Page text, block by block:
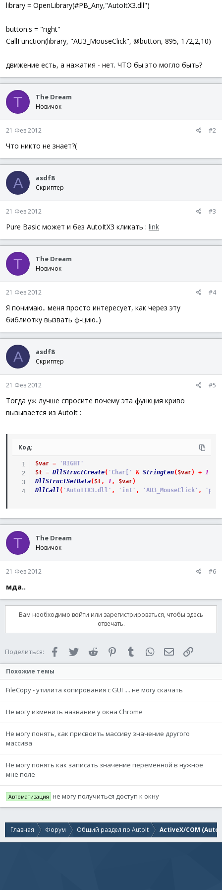
а
library = OpenLibrary(#PB_Any,"AutoItX3.dll")
button.s = "right"
CallFunction(library, "AU3_MouseClick", @button, 895, 172,2,10)
движение есть, а нажатия - нет. ЧТО бы это могло быть?
T The Dream
Новичок
21 Фев 2012 #2
Что никто не знает?(
A asdf8
Скриптер
21 Фев 2012 #3
Pure Basic может и без AutoItX3 кликать : link
T The Dream
Новичок
21 Фев 2012 #4
Я понимаю.. меня просто интересует, как через эту
библиотку вызвать ф-цию..)
A asdf8
Скриптер
21 Фев 2012 #5
Тогда уж лучше спросите почему эта функция криво
вызывается из AutoIt :
Код:
$var =
'RIGHT'
$t = DllStructCreate( 'Char[' & StringLen( $var) + 1
DllStructSetData( $t, 1 , $var)
DllCall ( 'AutoItX3.dll' , 'int' , 'AU3_MouseClick' , 'ptr'
T The Dream
Новичок
21 Фев 2012 #6
мда..
Вам необходимо войти или зарегистрироваться, чтобы здесь
отвечать.
Поделиться: FacebookTwitter Reddit PinterestTumblr WhatsAppЭлектронная
Похожие темы
FileCopy - утилита копирования с GUI .... не могу скачать
Не могу изменить название у окна Chrome
Не могу понять, как присвоить массиву значение другого
массива
Не могу понять как записать значение переменной в нужное
мне поле
Автоматизация не могу получиться доступ к окну
Главная Форум Общий раздел по AutoIt ActiveX/COM